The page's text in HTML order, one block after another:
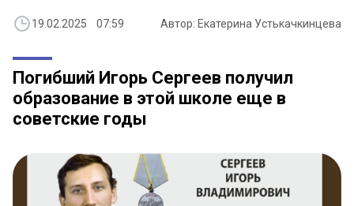
19.02.2025 07:59 Автор: Екатерина Устькачкинцева
Погибший Игорь Сергеев получил
образование в этой школе еще в
советские годы